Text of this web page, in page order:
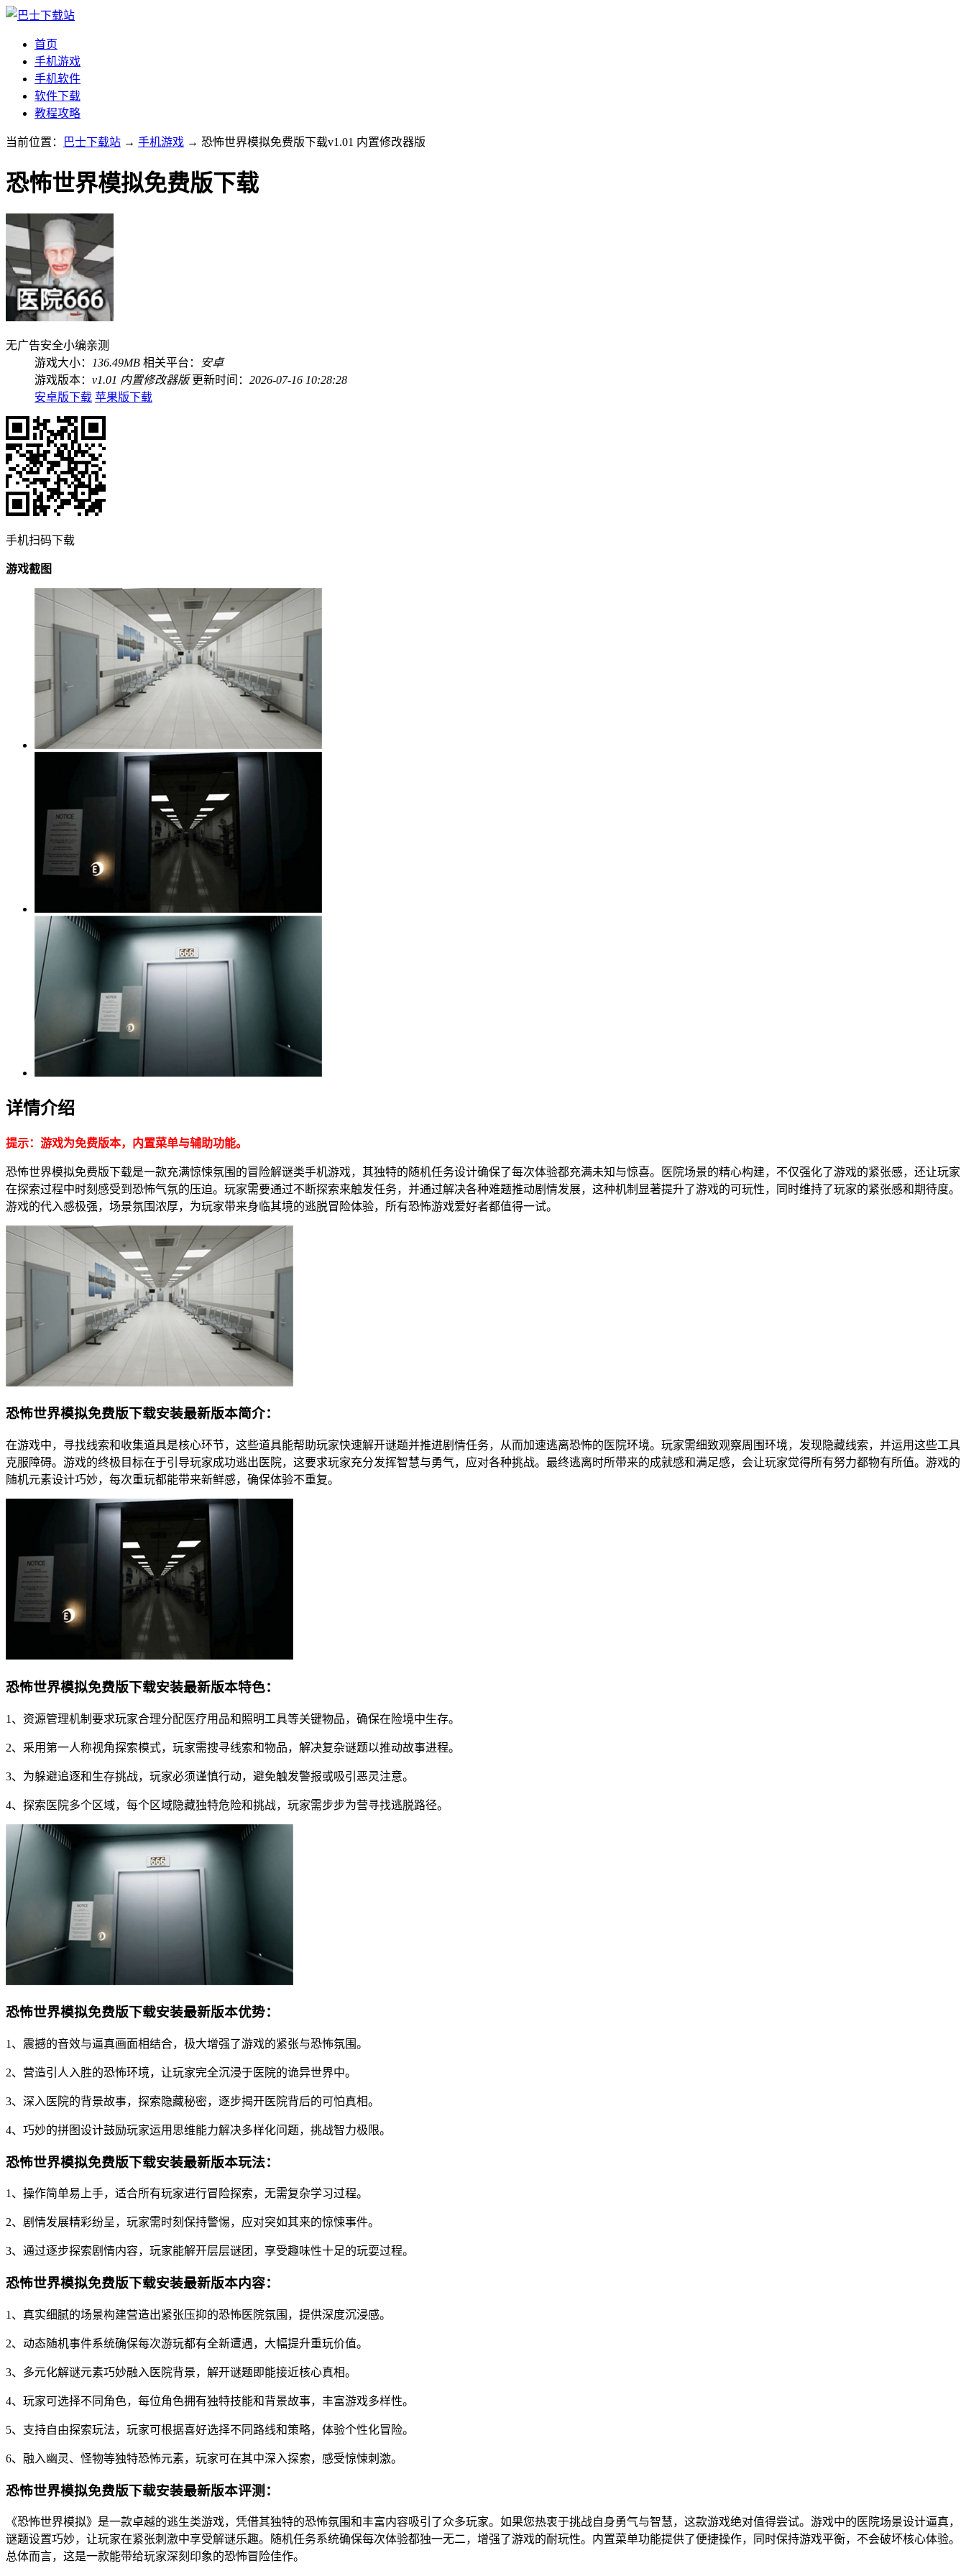
首页
手机游戏
手机软件
软件下载
教程攻略
当前位置： 巴士下载站 → 手机游戏 → 恐怖世界模拟免费版下载v1.01 内置修改器版
恐怖世界模拟免费版下载
无广告安全小编亲测
游戏大小：
136.49MB 相关平台：
安卓
游戏版本： v1.01 内置修改器版 更新时间： 2026-07-16 10:28:28
安卓版下载 苹果版下载
手机扫码下载
游戏截图
详情介绍
提示：游戏为免费版本，内置菜单与辅助功能。
恐怖世界模拟免费版下载是一款充满惊悚氛围的冒险解谜类手机游戏，其独特的随机任务设计确保了每次体验都充满未知与惊喜。医院场景的精心构建，不仅强化了游戏的紧张感，还让玩家
在探索过程中时刻感受到恐怖气氛的压迫。玩家需要通过不断探索来触发任务，并通过解决各种难题推动剧情发展，这种机制显著提升了游戏的可玩性，同时维持了玩家的紧张感和期待度。
游戏的代入感极强，场景氛围浓厚，为玩家带来身临其境的逃脱冒险体验，所有恐怖游戏爱好者都值得一试。
恐怖世界模拟免费版下载安装最新版本简介：
在游戏中，寻找线索和收集道具是核心环节，这些道具能帮助玩家快速解开谜题并推进剧情任务，从而加速逃离恐怖的医院环境。玩家需细致观察周围环境，发现隐藏线索，并运用这些工具
克服障碍。游戏的终极目标在于引导玩家成功逃出医院，这要求玩家充分发挥智慧与勇气，应对各种挑战。最终逃离时所带来的成就感和满足感，会让玩家觉得所有努力都物有所值。游戏的
随机元素设计巧妙，每次重玩都能带来新鲜感，确保体验不重复。
恐怖世界模拟免费版下载安装最新版本特色：
1、资源管理机制要求玩家合理分配医疗用品和照明工具等关键物品，确保在险境中生存。
2、采用第一人称视角探索模式，玩家需搜寻线索和物品，解决复杂谜题以推动故事进程。
3、为躲避追逐和生存挑战，玩家必须谨慎行动，避免触发警报或吸引恶灵注意。
4、探索医院多个区域，每个区域隐藏独特危险和挑战，玩家需步步为营寻找逃脱路径。
恐怖世界模拟免费版下载安装最新版本优势：
1、震撼的音效与逼真画面相结合，极大增强了游戏的紧张与恐怖氛围。
2、营造引人入胜的恐怖环境，让玩家完全沉浸于医院的诡异世界中。
3、深入医院的背景故事，探索隐藏秘密，逐步揭开医院背后的可怕真相。
4、巧妙的拼图设计鼓励玩家运用思维能力解决多样化问题，挑战智力极限。
恐怖世界模拟免费版下载安装最新版本玩法：
1、操作简单易上手，适合所有玩家进行冒险探索，无需复杂学习过程。
2、剧情发展精彩纷呈，玩家需时刻保持警惕，应对突如其来的惊悚事件。
3、通过逐步探索剧情内容，玩家能解开层层谜团，享受趣味性十足的玩耍过程。
恐怖世界模拟免费版下载安装最新版本内容：
1、真实细腻的场景构建营造出紧张压抑的恐怖医院氛围，提供深度沉浸感。
2、动态随机事件系统确保每次游玩都有全新遭遇，大幅提升重玩价值。
3、多元化解谜元素巧妙融入医院背景，解开谜题即能接近核心真相。
4、玩家可选择不同角色，每位角色拥有独特技能和背景故事，丰富游戏多样性。
5、支持自由探索玩法，玩家可根据喜好选择不同路线和策略，体验个性化冒险。
6、融入幽灵、怪物等独特恐怖元素，玩家可在其中深入探索，感受惊悚刺激。
恐怖世界模拟免费版下载安装最新版本评测：
《恐怖世界模拟》是一款卓越的逃生类游戏，凭借其独特的恐怖氛围和丰富内容吸引了众多玩家。如果您热衷于挑战自身勇气与智慧，这款游戏绝对值得尝试。游戏中的医院场景设计逼真，
谜题设置巧妙，让玩家在紧张刺激中享受解谜乐趣。随机任务系统确保每次体验都独一无二，增强了游戏的耐玩性。内置菜单功能提供了便捷操作，同时保持游戏平衡，不会破坏核心体验。
总体而言，这是一款能带给玩家深刻印象的恐怖冒险佳作。